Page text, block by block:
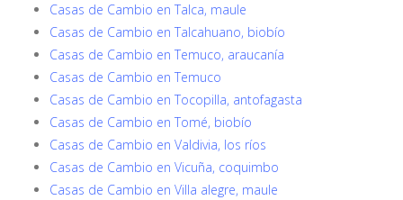
Casas de Cambio en Talca, maule
Casas de Cambio en Talcahuano, biobío
Casas de Cambio en Temuco, araucanía
Casas de Cambio en Temuco
Casas de Cambio en Tocopilla, antofagasta
Casas de Cambio en Tomé, biobío
Casas de Cambio en Valdivia, los ríos
Casas de Cambio en Vicuña, coquimbo
Casas de Cambio en Villa alegre, maule